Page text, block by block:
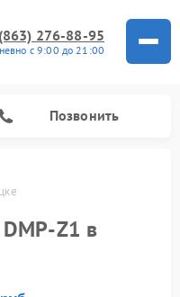
276-88-95
с 9:00 до 21:00
Позвонить
Z1 в